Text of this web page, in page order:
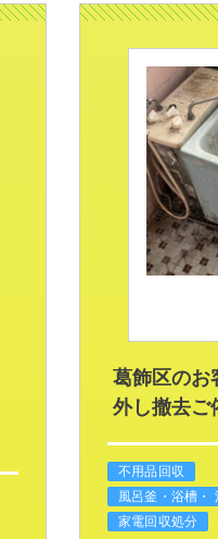
葛飾区のお
外し撤去ご
不用品回収
風呂釜・浴槽・
家電回収処分